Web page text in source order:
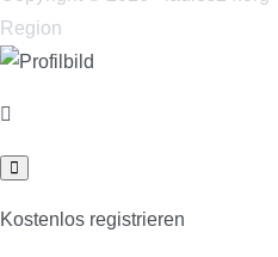
Region
Kostenlos registrieren